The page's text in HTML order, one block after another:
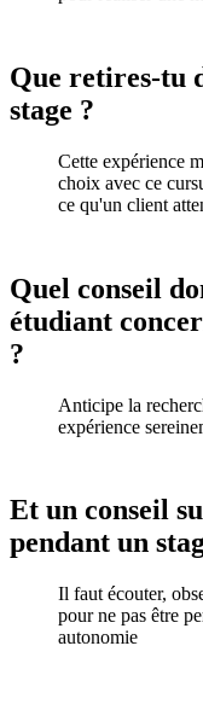
Que retires-tu
stage ?
Cette expérience
choix avec ce
ce qu'un client
Quel conseil
étudiant
?
Anticipe la
expérience
Et un conseil
pendant un
Il faut écouter,
pour ne pas être
autonomie